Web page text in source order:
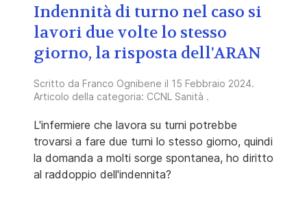
Indennità di turno nel caso si
lavori due volte lo stesso
giorno, la risposta dell'ARAN
Scritto da Franco Ognibene il 15 Febbraio 2024.
Articolo della categoria: CCNL Sanità .
L'infermiere che lavora su turni potrebbe
trovarsi a fare due turni lo stesso giorno, quindi
la domanda a molti sorge spontanea, ho diritto
al raddoppio dell'indennita?